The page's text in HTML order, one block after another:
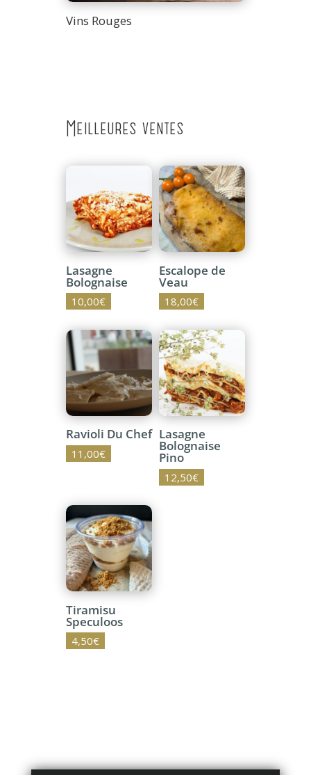
Vins Rouges
Meilleures ventes
Lasagne
Bolognaise
10,00€
Escalope de
Veau
18,00€
Ravioli Du Chef
11,00€
Lasagne
Bolognaise
Pino
12,50€
Tiramisu
Speculoos
4,50€